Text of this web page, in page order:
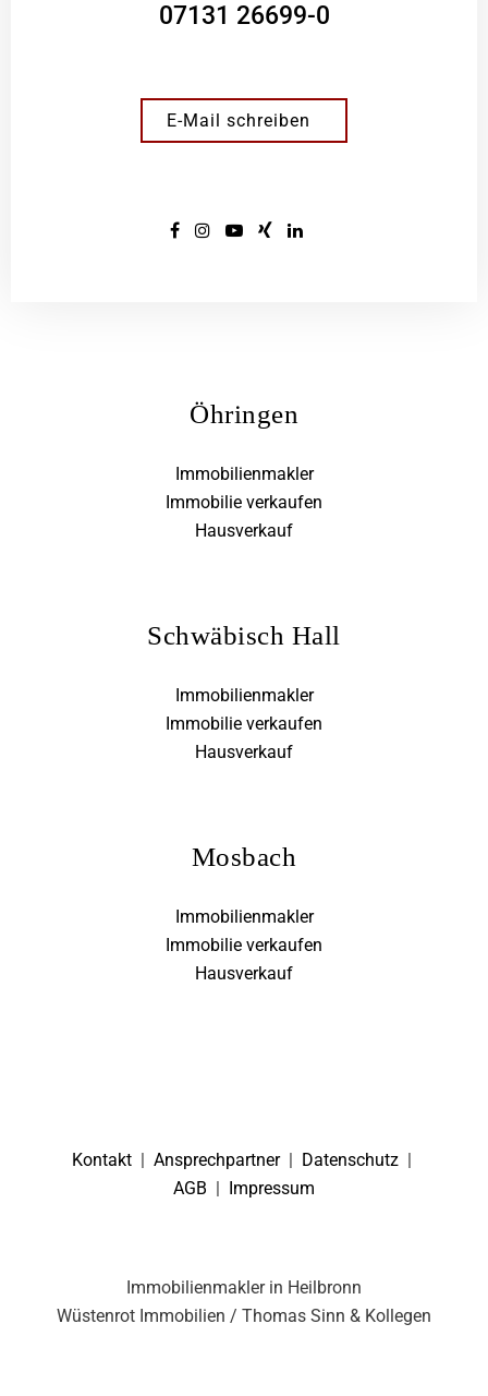
07131 26699-0
E-Mail schreiben
Öhringen
Immobilienmakler
Immobilie verkaufen
Hausverkauf
Schwäbisch Hall
Immobilienmakler
Immobilie verkaufen
Hausverkauf
Mosbach
Immobilienmakler
Immobilie verkaufen
Hausverkauf
Kontakt Ansprechpartner| Datenschutz
AGB
Impressum
Immobilienmakler in Heilbronn
Wüstenrot Immobilien / Thomas Sinn & Kollegen